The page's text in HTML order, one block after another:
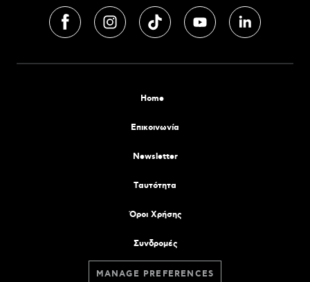
Home
Επικοινωνία
Newsletter
Tαυτότητα
Όροι Χρήσης
Συνδρομές
MANAGE PREFERENCES